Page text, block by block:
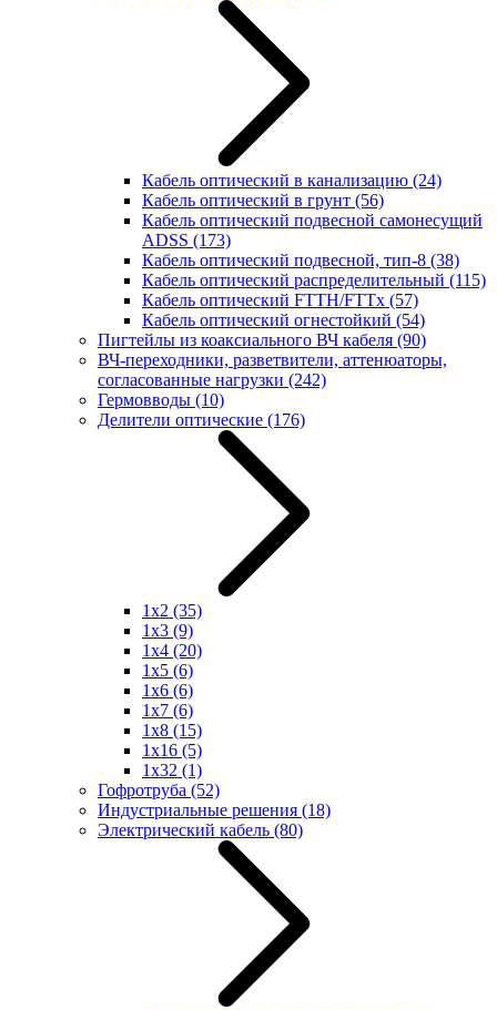
Кабель оптический в канализацию (24)
Кабель оптический в грунт (56)
Кабель оптический подвесной самонесущий
ADSS (173)
Кабель оптический подвесной, тип-8 (38)
Кабель оптический распределительный (115)
Кабель оптический FTTH/FTTx (57)
Кабель оптический огнестойкий (54)
Пигтейлы из коаксиального ВЧ кабеля (90)
ВЧ-переходники, разветвители, аттенюаторы,
согласованные нагрузки (242)
Гермовводы (10)
Делители оптические (176)
1x2 (35)
1x3 (9)
1x4 (20)
1x5 (6)
1x6 (6)
1x7 (6)
1x8 (15)
1x16 (5)
1x32 (1)
Гофротруба (52)
Индустриальные решения (18)
Электрический кабель (80)